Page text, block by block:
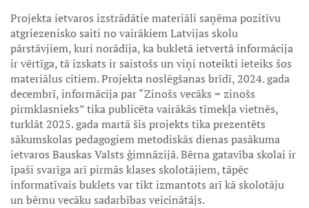
Projekta ietvaros izstrādātie materiāli saņēma pozitīvu
atgriezenisko saiti no vairākiem Latvijas skolu
pārstāvjiem, kuri norādīja, ka bukletā ietvertā informācija
ir vērtīga, tā izskats ir saistošs un viņi noteikti ieteiks šos
materiālus citiem. Projekta noslēgšanas brīdī, 2024. gada
decembrī, informācija par “Zinošs vecāks = zinošs
pirmklasnieks” tika publicēta vairākās tīmekļa vietnēs,
turklāt 2025. gada martā šis projekts tika prezentēts
sākumskolas pedagogiem metodiskās dienas pasākuma
ietvaros Bauskas Valsts ģimnāzijā. Bērna gatavība skolai ir
īpaši svarīga arī pirmās klases skolotājiem, tāpēc
informatīvais buklets var tikt izmantots arī kā skolotāju
un bērnu vecāku sadarbības veicinātājs.